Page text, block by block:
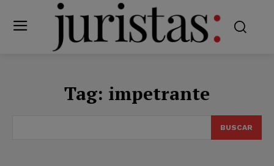
Tag: impetrante
BUSCAR